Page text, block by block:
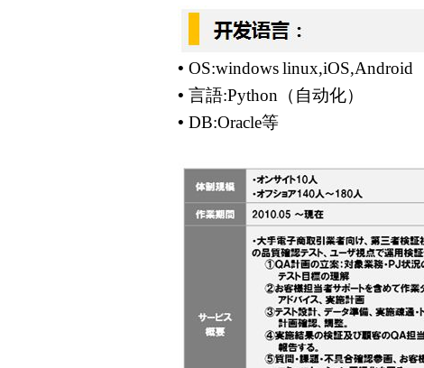
• OS:windowslinux,iOS,Android
• 言語:Python （自动化）
• DB:Oracle等